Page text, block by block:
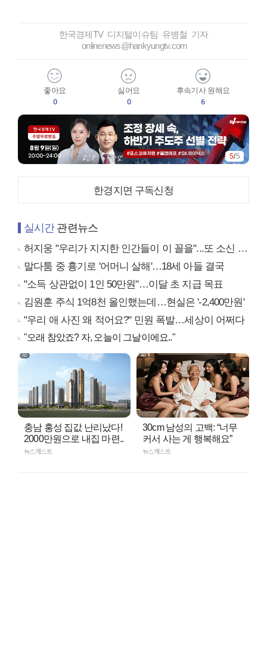
한국경제TV 디지털이슈팀 유병철 기자
onlinenews@hankyungtv.com
좋아요
0
싫어요
0
후속기사 원해요
6
5/5
한경지면 구독신청
실시간관련뉴스
허지웅 "우리가 지지한 인간들이 이 꼴을"...또 소신 발언
말다툼 중 흉기로 '어머니 살해'…18세 아들 결국
"소득 상관없이 1인 50만원"…이달 초 지급 목표
김원훈 주식 1억8천 올인했는데…현실은 '-2,400만원'
"우리 애 사진 왜 적어요?" 민원 폭발…세상이 어쩌다
"오래 참았죠? 자, 오늘이 그날이에요.."
충남 홍성 집값 난리났다!
2000만원으로 내집 마련..
뉴스캐스트
30cm 남성의 고백: “너무
커서 사는 게 행복해요”
뉴스캐스트